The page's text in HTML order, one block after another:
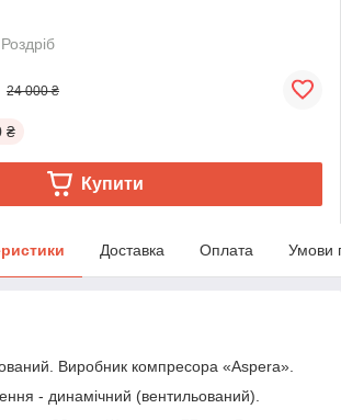
Роздріб
24 000 ₴
₴
Купити
Доставка Оплата Умови
Виробник компресора «Aspera».
- динамічний (вентильований).